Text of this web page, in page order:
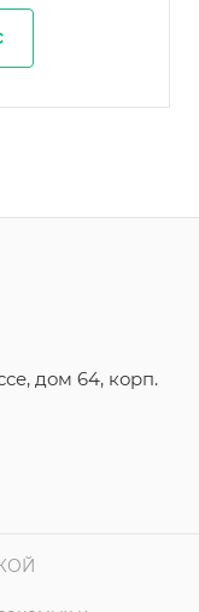
дом 64, корп.